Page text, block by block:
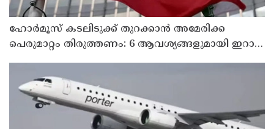
ഹോര്‍മൂസ് കടലിടുക്ക് തുറക്കാന്‍ അമേരിക്ക
പെരുമാറ്റം തിരുത്തണം: 6 ആവശ്യങ്ങളുമായി ഇറാന്‍